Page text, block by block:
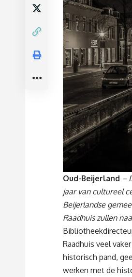
Oud-Beijerland –
jaar van cultureel
Beijerlandse
Raadhuis zullen
Raadhuis veel
historisch pand,
werken met de